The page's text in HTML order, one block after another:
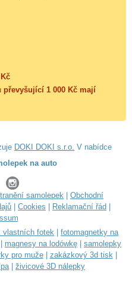
převyšující 1 000 Kč mají
DOKI DOKI s.r.o. V nabídce
na auto
samolepek
Obchodní
Cookies Reklamační řád
vlastních fotek
fotomagnetky na
magnesy na lodówkę
samolepky
pro muže| zakázkový 3d tisk|
| živicové 3D nálepky